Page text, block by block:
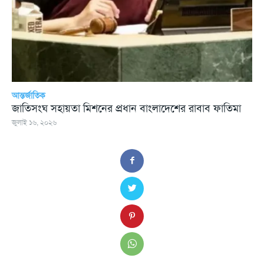
আন্তর্জাতিক
জাতিসংঘ সহায়তা মিশনের প্রধান বাংলাদেশের রাবাব ফাতিমা
জুলাই ১৬, ২০২৬